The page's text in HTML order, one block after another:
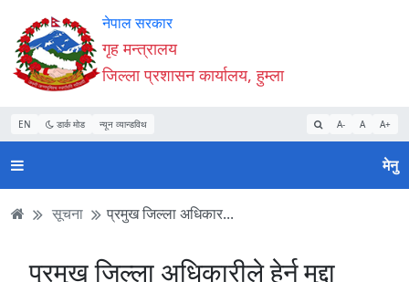
Accessibility
Mode
सुरु
गर्नुहोस्
सामाग्री
पढ्नुहाेस्
नेभिगेसन
पढ्नुहाेस्
वेबसाइट
खोजमा
जानुहोस्
नेपाल सरकार
गृह मन्त्रालय
जिल्ला प्रशासन कार्यालय, हुम्ला
EN डार्क मोड न्यून व्यान्डविथ A- A A+
मेनु
सूचना प्रमुख जिल्ला अधिकार...
प्रमुख जिल्ला अधिकारीले हेर्न मुद्दा